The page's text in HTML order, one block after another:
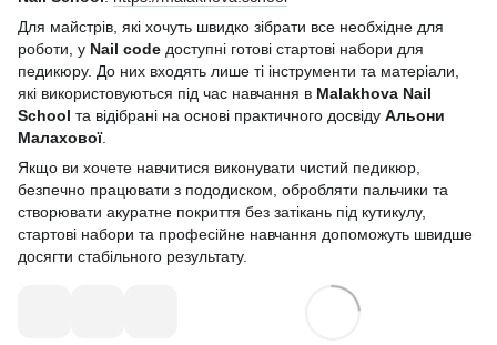
Для майстрів, які хочуть швидко зібрати все необхідне для
роботи, у Nail code доступні готові стартові набори для
педикюру. До них входять лише ті інструменти та матеріали,
які використовуються під час навчання в Malakhova Nail
School та відібрані на основі практичного досвіду Альони
Малахової.
Якщо ви хочете навчитися виконувати чистий педикюр,
безпечно працювати з пододиском, обробляти пальчики та
створювати акуратне покриття без затікань під кутикулу,
стартові набори та професійне навчання допоможуть швидше
досягти стабільного результату.